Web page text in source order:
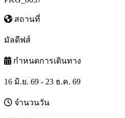
สถานที่
มัลดีฟส์
กำหนดการเดินทาง
16 มิ.ย. 69 - 23 ธ.ค. 69
จำนวนวัน